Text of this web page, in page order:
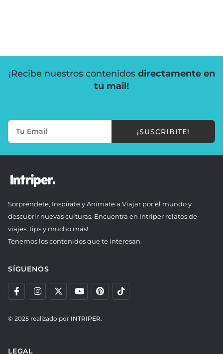
¡Recibe nuestros contenidos directamente en
tu mail!
¡SUSCRIBITE!
Sorpréndete, Inspírate y Anímate a Viajar por el mundo y
descubrir nuevas culturas. Encuentra en Intriper relatos de
viajes, tips y mucho más!
Tenemos los contenidos que te interesan.
SÍGUENOS
© 2025 realizado por INTRIPER.
LEGAL